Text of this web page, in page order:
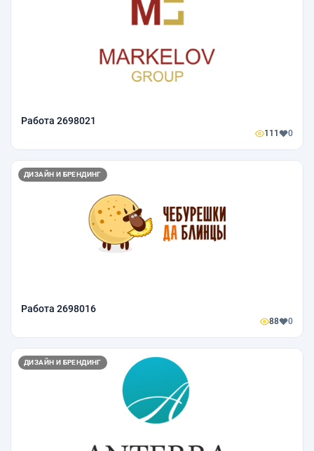
Работа 2698021
111 0
ДИЗАЙН И БРЕНДИНГ
Работа 2698016
88 0
ДИЗАЙН И БРЕНДИНГ